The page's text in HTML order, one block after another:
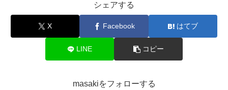
シェアする
X Facebook はてブ
LINE コピー
masakiをフォローする